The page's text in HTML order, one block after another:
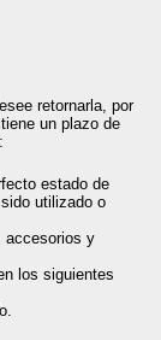
retornarla, por
un plazo de
estado de
utilizado o
accesorios y
los siguientes